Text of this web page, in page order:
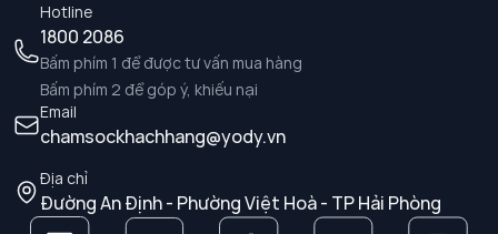
Hotline
1800 2086
Bấm phím 1 để được tư vấn mua hàng
Bấm phím 2 để góp ý, khiếu nại
Email
chamsockhachhang@yody.vn
Địa chỉ
Đường An Định - Phường Việt Hoà - TP Hải Phòng